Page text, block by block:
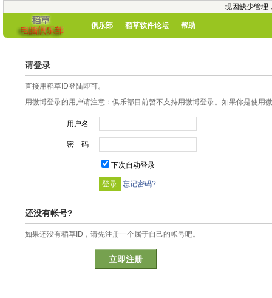
现因缺少管理
俱乐部 稻草软件论坛 帮助
请登录
直接用稻草ID登陆即可。
用微博登录的用户请注意：俱乐部目前暂不支持用微博登录。如果你是使用
用户名
密 码
下次自动登录
忘记密码?
还没有帐号?
如果还没有稻草ID，请先注册一个属于自己的帐号吧。
立即注册